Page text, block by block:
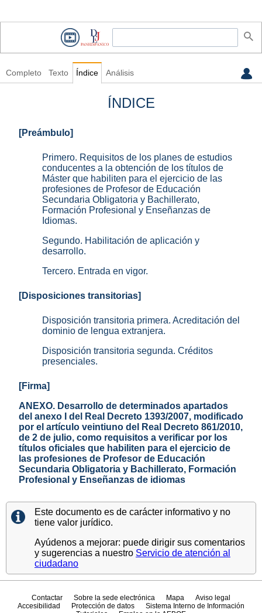
Completo Texto Índice Análisis
ÍNDICE
[Preámbulo]
Primero. Requisitos de los planes de estudios
conducentes a la obtención de los títulos de
Máster que habiliten para el ejercicio de las
profesiones de Profesor de Educación
Secundaria Obligatoria y Bachillerato,
Formación Profesional y Enseñanzas de
Idiomas.
Segundo. Habilitación de aplicación y
desarrollo.
Tercero. Entrada en vigor.
[Disposiciones transitorias]
Disposición transitoria primera. Acreditación del
dominio de lengua extranjera.
Disposición transitoria segunda. Créditos
presenciales.
[Firma]
ANEXO. Desarrollo de determinados apartados
del anexo I del Real Decreto 1393/2007, modificado
por el artículo veintiuno del Real Decreto 861/2010,
de 2 de julio, como requisitos a verificar por los
títulos oficiales que habiliten para el ejercicio de
las profesiones de Profesor de Educación
Secundaria Obligatoria y Bachillerato, Formación
Profesional y Enseñanzas de idiomas
Este documento es de carácter informativo y no
tiene valor jurídico.
Ayúdenos a mejorar: puede dirigir sus comentarios
y sugerencias a nuestro Servicio de atención al
ciudadano
Contactar Sobre la sede electrónica Mapa
Aviso legal
Accesibilidad
Protección de datos
Sistema Interno de Información